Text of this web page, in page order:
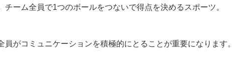
チーム全員で1つのボールをつないで得点を決めるスポーツ。
員がコミュニケーションを積極的にとることが重要になります。